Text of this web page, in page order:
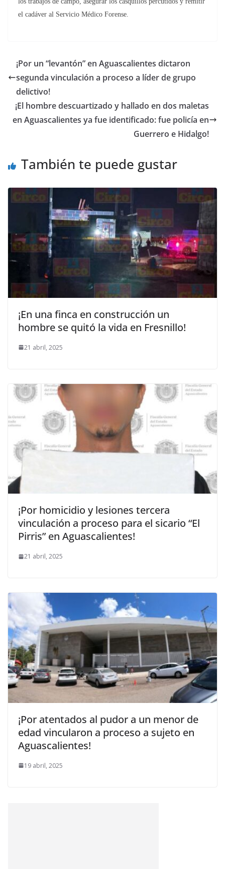
el cadáver al Servicio Médico Forense.
¡Por un “levantón” en Aguascalientes dictaron
segunda vinculación a proceso a líder de grupo
delictivo!
¡El hombre descuartizado y hallado en dos maletas
en Aguascalientes ya fue identificado: fue policía en
Guerrero e Hidalgo!
También te puede gustar
¡En una finca en construcción un
hombre se quitó la vida en Fresnillo!
21 abril, 2025
¡Por homicidio y lesiones tercera
vinculación a proceso para el sicario “El
Pirris” en Aguascalientes!
21 abril, 2025
¡Por atentados al pudor a un menor de
edad vincularon a proceso a sujeto en
Aguascalientes!
19 abril, 2025